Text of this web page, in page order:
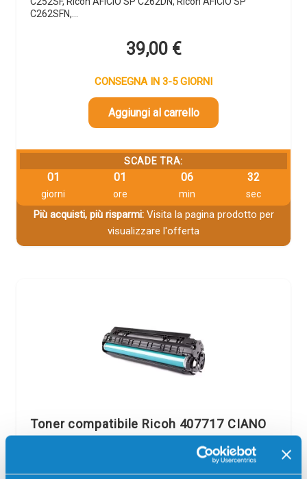
C262SFN,…
39,00 €
CONSEGNA IN 3-5 GIORNI
Aggiungi al carrello
SCADE TRA:
01
giorni
01
ore
06
min
32
sec
Più acquisti, più risparmi:Visita la pagina prodotto per
visualizzare l'offerta
Toner compatibile Ricoh 407717 CIANO